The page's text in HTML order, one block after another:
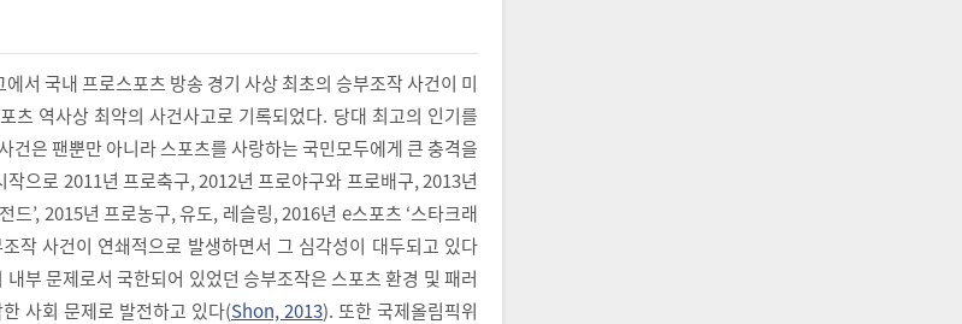
서 국내 프로스포츠 방송 경기 사상 최초의 승부조작 사건이 미
츠 역사상 최악의 사건사고로 기록되었다. 당대 최고의 인기를
건은 팬뿐만 아니라 스포츠를 사랑하는 국민모두에게 큰 충격을
작으로 2011년 프로축구, 2012년 프로야구와 프로배구, 2013년
드’, 2015년 프로농구, 유도, 레슬링, 2016년 e스포츠 ‘스타크래
작 사건이 연쇄적으로 발생하면서 그 심각성이 대두되고 있다
부 문제로서 국한되어 있었던 승부조작은 스포츠 환경 및 패러
사회 문제로 발전하고 있다(Shon, 2013). 또한 국제올림픽위